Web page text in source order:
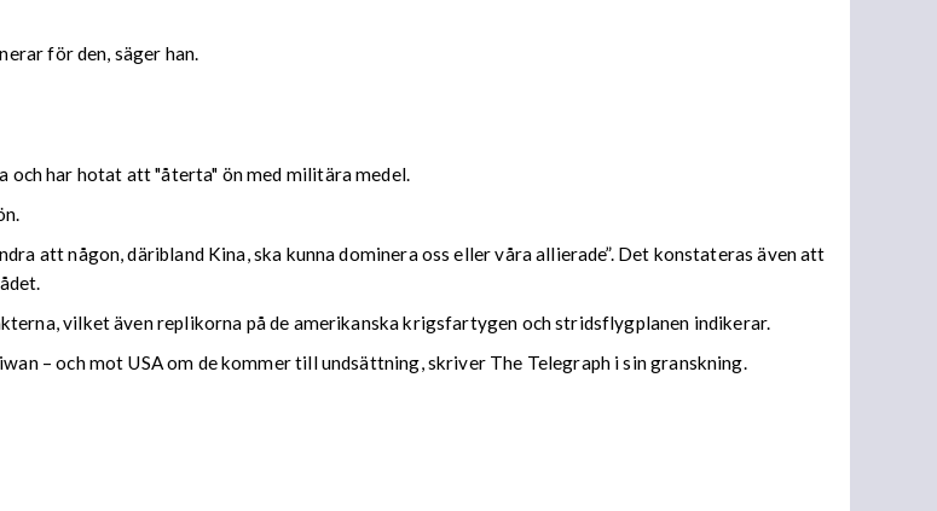
för den, säger han.
och har hotat att "återta" ön med militära medel.
att någon, däribland Kina, ska kunna dominera oss eller våra allierade”. Det konstateras även att
vilket även replikorna på de amerikanska krigsfartygen och stridsflygplanen indikerar.
– och mot USA om de kommer till undsättning, skriver The Telegraph i sin granskning.